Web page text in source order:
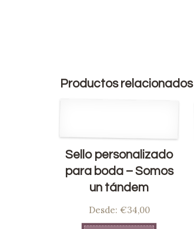
Productos relacionados
Sello personalizado
para boda – Somos
un tándem
Desde: €34,00